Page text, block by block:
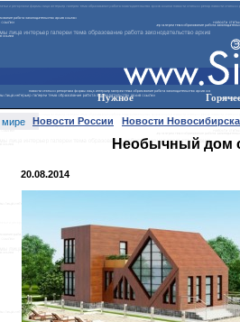
Нужное
мире Новости России Новости Новосибирска
Необычный дом
20.08.2014